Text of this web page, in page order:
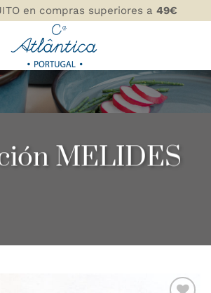
en compras superiores a 49€
MELIDES